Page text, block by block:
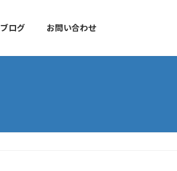
ブログ お問い合わせ